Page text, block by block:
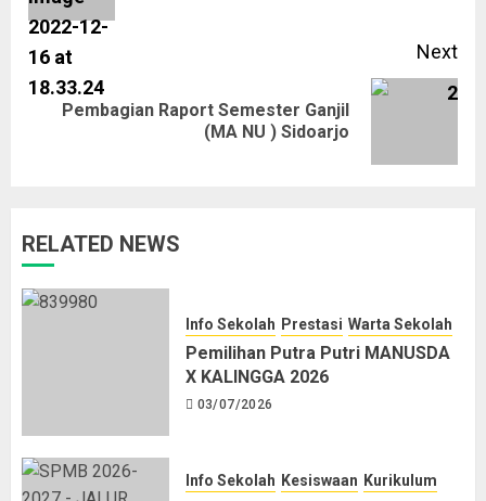
Next
Pembagian Raport Semester Ganjil
(MA NU ) Sidoarjo
RELATED NEWS
Info Sekolah Prestasi Warta Sekolah
Pemilihan Putra Putri MANUSDA
X KALINGGA 2026
03/07/2026
Info Sekolah Kesiswaan Kurikulum